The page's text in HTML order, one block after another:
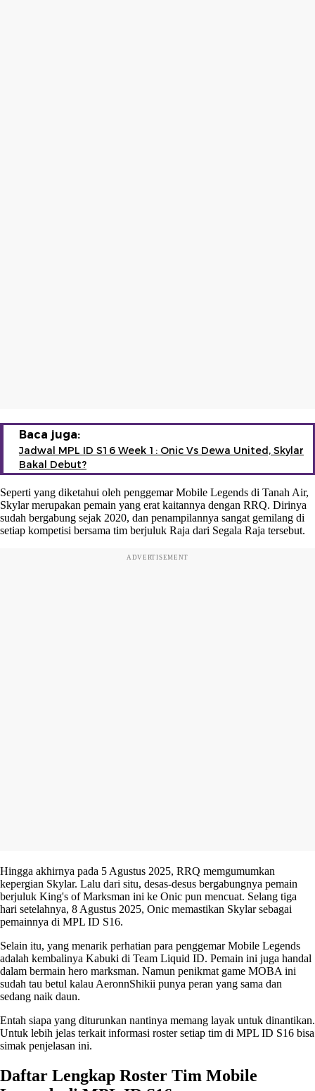
Baca juga:
Jadwal MPL ID S16 Week 1: Onic Vs Dewa United, Skylar
Bakal Debut?
Seperti yang diketahui oleh penggemar Mobile Legends di Tanah Air,
Skylar merupakan pemain yang erat kaitannya dengan RRQ. Dirinya
sudah bergabung sejak 2020, dan penampilannya sangat gemilang di
setiap kompetisi bersama tim berjuluk Raja dari Segala Raja tersebut.
ADVERTISEMENT
Hingga akhirnya pada 5 Agustus 2025, RRQ memgumumkan
kepergian Skylar. Lalu dari situ, desas-desus bergabungnya pemain
berjuluk King's of Marksman ini ke Onic pun mencuat. Selang tiga
hari setelahnya, 8 Agustus 2025, Onic memastikan Skylar sebagai
pemainnya di MPL ID S16.
Selain itu, yang menarik perhatian para penggemar Mobile Legends
adalah kembalinya Kabuki di Team Liquid ID. Pemain ini juga handal
dalam bermain hero marksman. Namun penikmat game MOBA ini
sudah tau betul kalau AeronnShikii punya peran yang sama dan
sedang naik daun.
Entah siapa yang diturunkan nantinya memang layak untuk dinantikan.
Untuk lebih jelas terkait informasi roster setiap tim di MPL ID S16 bisa
simak penjelasan ini.
Daftar Lengkap Roster Tim Mobile